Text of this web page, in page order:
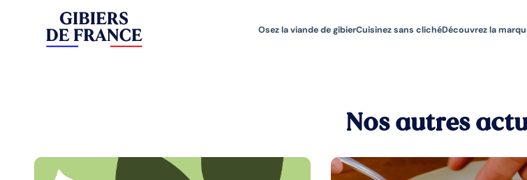
Osez la viande de gibierCuisinez sans clichéDécouvrez la
Nos autres